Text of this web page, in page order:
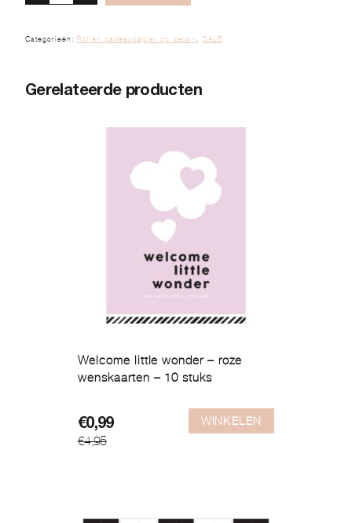
Categorieën: Rollen cadeaupapier op dessin ,SALE
Gerelateerde producten
Welcome little wonder – roze
wenskaarten – 10 stuks
€4,95
Oorspronkelijke
prijs
€0,99
Huidige
prijs
WINKELEN